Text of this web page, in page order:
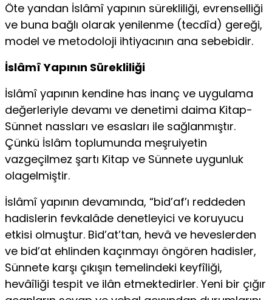
Öte yandan İslâmî yapının sürekliliği, evrenselliği
ve buna bağlı olarak yenilenme (tecdîd) gereği,
model ve metodoloji ihtiyacının ana sebebidir.
İslâmî Yapının Sürekliliği
İslâmî yapının kendine has inanç ve uygulama
değerleriyle devamı ve denetimi daima Kitap-
Sünnet nassları ve esasları ile sağlanmıştır.
Çünkü İslâm toplumunda meşruiyetin
vazgeçilmez şartı Kitap ve Sünnete uygunluk
olagelmiştir.
İslâmî yapının devamında, “bid’af’ı reddeden
hadislerin fevkalâde denetleyici ve koruyucu
etkisi olmuştur. Bid’at’tan, hevâ ve heveslerden
ve bid’at ehlinden kaçınmayı öngören hadisler,
Sünnete karşı çıkışın temelindeki keyfîliği,
hevâîliği tespit ve ilân etmektedirler. Yeni bir çığır